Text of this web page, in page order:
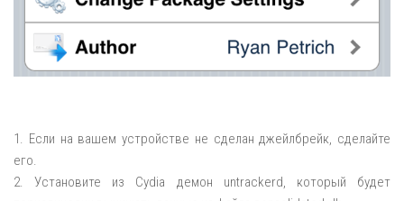
1. Если на вашем устройстве не сделан джейлбрейк, сделайте
его.
2. Установите из Cydia демон untrackerd, который будет